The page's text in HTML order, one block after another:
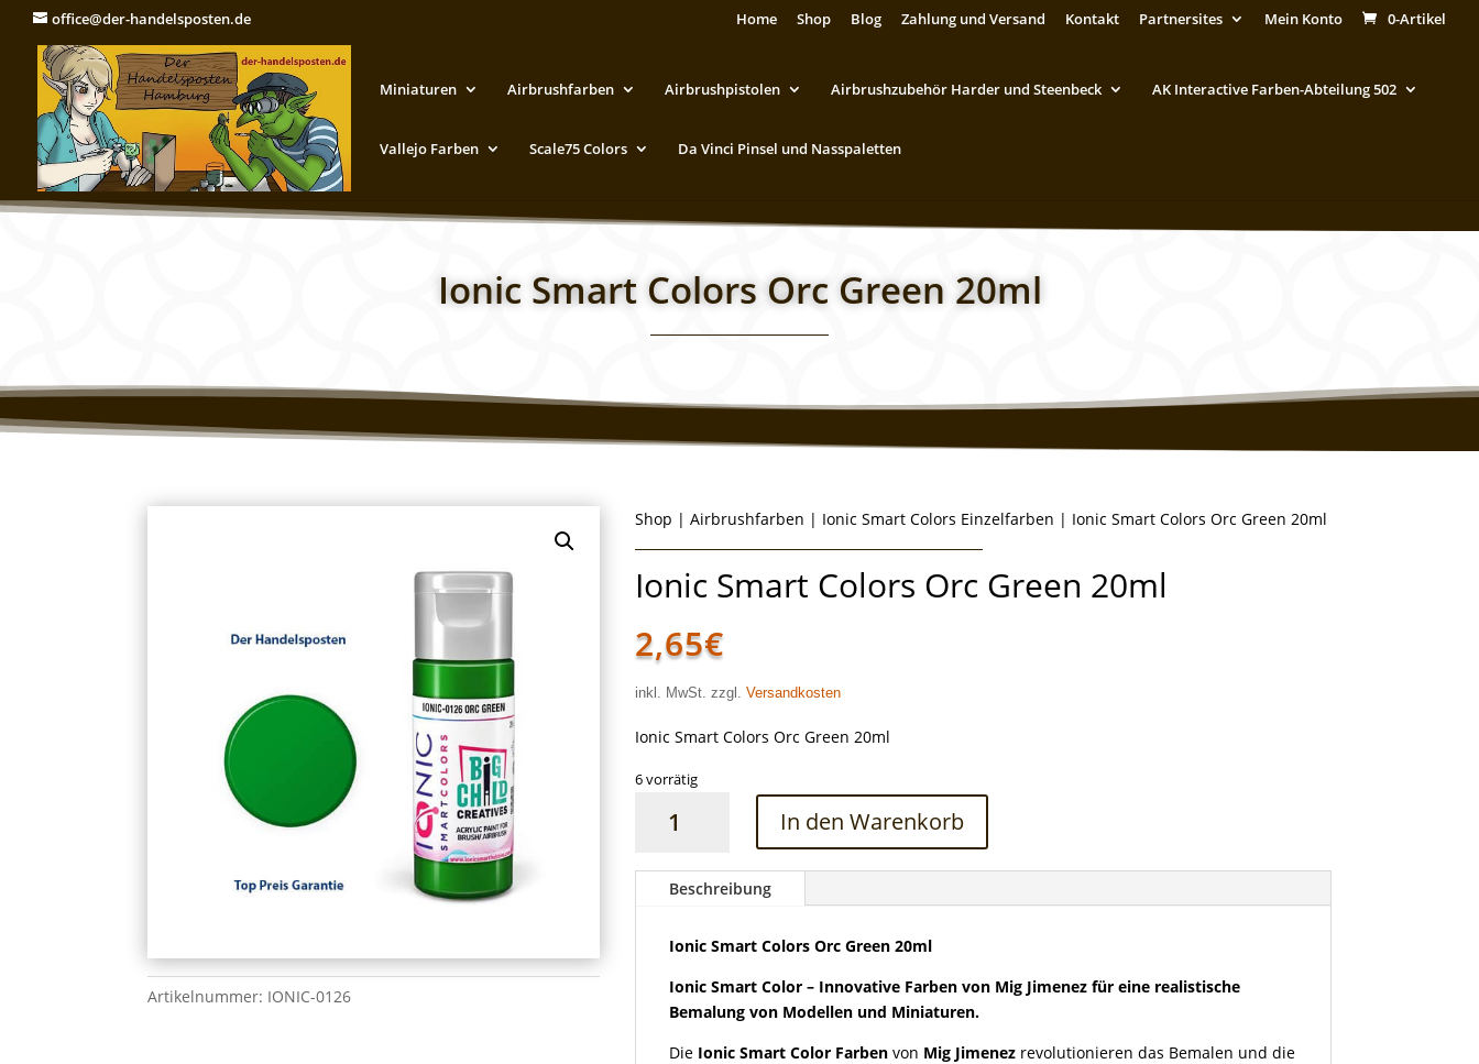
office@der-handelsposten.de Home Shop Blog Zahlung und Versand Kontakt Partnersites Mein Konto 0-Artikel
Miniaturen Airbrushfarben Airbrushpistolen Airbrushzubehör Harder und Steenbeck AK Interactive Farben-Abteilung 502
Vallejo Farben Scale75 Colors Da Vinci Pinsel und Nasspaletten
Ionic Smart Colors Orc Green 20ml
Artikelnummer: IONIC-0126
Shop |Airbrushfarben | Ionic Smart Colors Einzelfarben | Ionic Smart Colors Orc Green 20ml
Ionic Smart Colors Orc Green 20ml
2,65€
inkl. MwSt. zzgl.Versandkosten
Ionic Smart Colors Orc Green 20ml
6 vorrätig
Smart
Orc
Menge
In den Warenkorb
Beschreibung
Ionic Smart Colors Orc Green 20ml
Ionic Smart Color – Innovative Farben von Mig Jimenez für eine realistische
Bemalung von Modellen und Miniaturen.
Die Ionic Smart Color Farben von Mig Jimenez revolutionieren das Bemalen und die